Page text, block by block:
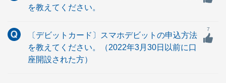
を教えてください。
〔デビットカード〕スマホデビットの申込方法
を教えてください。（2022年3月30日以前に口
座開設された方）
7